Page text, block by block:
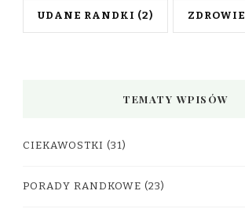
UDANE RANDKI (2) ZDROWIE
TEMATY WPISÓW
CIEKAWOSTKI (31)
PORADY RANDKOWE (23)